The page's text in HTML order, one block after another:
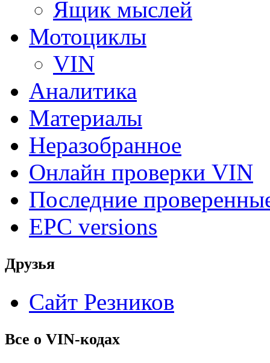
Ящик мыслей
Мотоциклы
VIN
Аналитика
Материалы
Неразобранное
Онлайн проверки VIN
Последние
EPC versions
Друзья
Сайт Резников
Все о VIN-кодах